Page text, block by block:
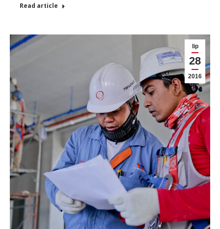
Read article
lip
28
2016